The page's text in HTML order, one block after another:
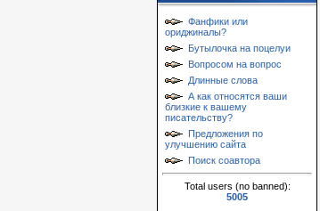
Фанфики или
ориджиналы?
Бутылочка на поцелуи
Вопросом на вопрос
Длинные слова
А как относятся ваши
близкие к вашему
писательству?
Предложения по
улучшению сайта
Поиск соавтора
Total users (no banned):
5005